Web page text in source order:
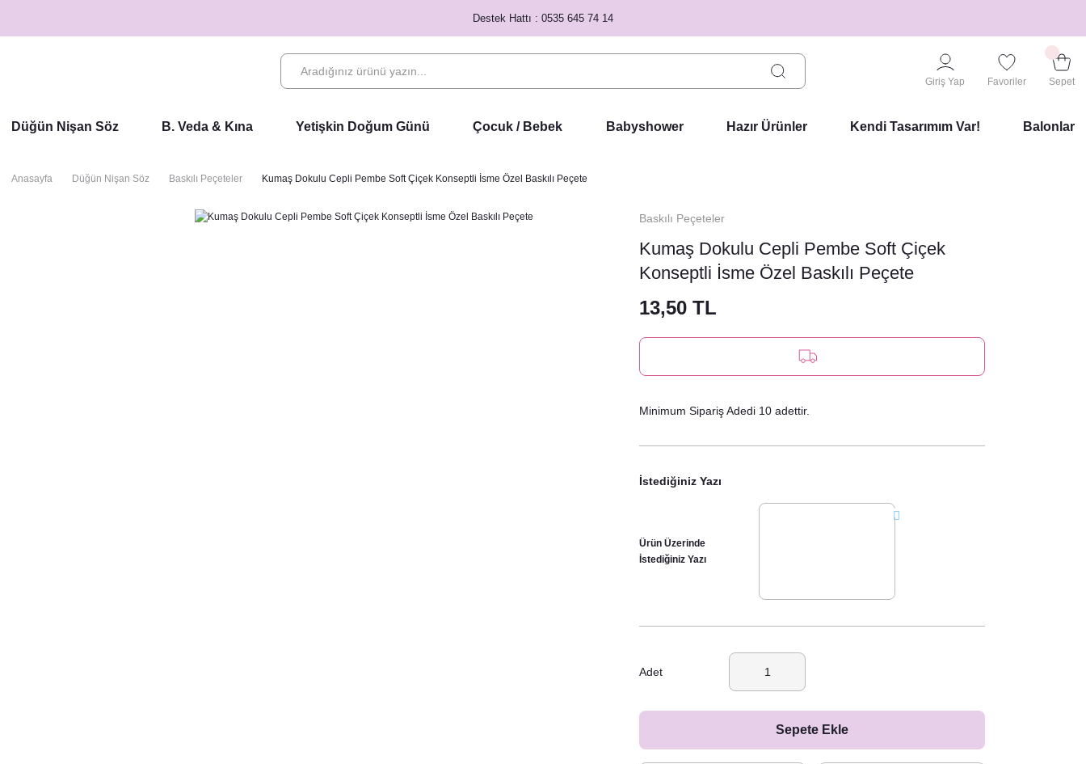
Destek Hattı : 0535 645 74 14
Giriş Yap Favoriler Sepet
Düğün Nişan Söz B. Veda & Kına Yetişkin Doğum Günü Çocuk / Bebek Babyshower Hazır Ürünler Kendi Tasarımım Var! Balonlar
Anasayfa Düğün Nişan Söz Baskılı Peçeteler Kumaş Dokulu Cepli Pembe Soft Çiçek Konseptli İsme Özel Baskılı Peçete
Baskılı Peçeteler
Kumaş Dokulu Cepli Pembe Soft Çiçek
Konseptli İsme Özel Baskılı Peçete
13,50 TL
Minimum Sipariş Adedi 10 adettir.
İstediğiniz Yazı
Ürün Üzerinde
İstediğiniz Yazı
Adet
Sepete Ekle